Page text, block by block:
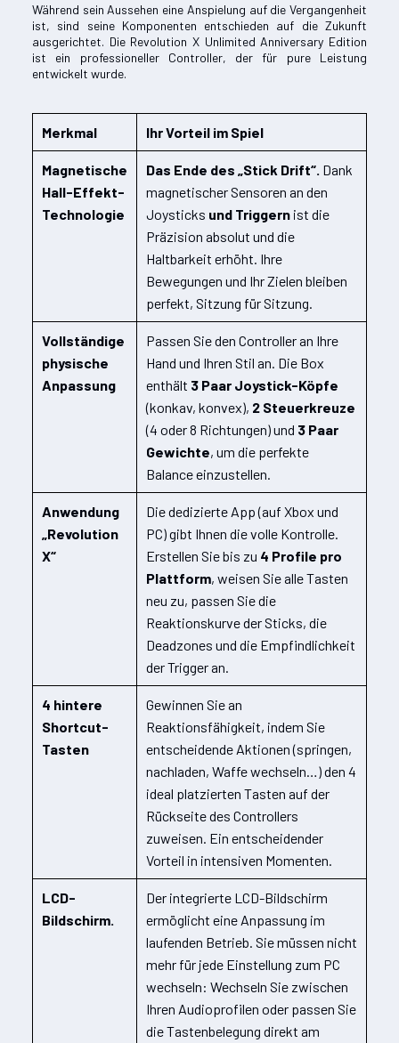
Während sein Aussehen eine Anspielung auf die Vergangenheit
ist, sind seine Komponenten entschieden auf die Zukunft
ausgerichtet. Die Revolution X Unlimited Anniversary Edition
ist ein professioneller Controller, der für pure Leistung
entwickelt wurde.
Merkmal Ihr Vorteil im Spiel
Magnetische
Hall-Effekt-
Technologie
Das Ende des „Stick Drift“. Dank
magnetischer Sensoren an den
Joysticks und Triggern ist die
Präzision absolut und die
Haltbarkeit erhöht. Ihre
Bewegungen und Ihr Zielen bleiben
perfekt, Sitzung für Sitzung.
Vollständige
physische
Anpassung
Passen Sie den Controller an Ihre
Hand und Ihren Stil an. Die Box
enthält 3 Paar Joystick-Köpfe
(konkav, konvex), 2 Steuerkreuze
(4 oder 8 Richtungen) und 3 Paar
Gewichte, um die perfekte
Balance einzustellen.
Anwendung
„Revolution
X“
Die dedizierte App (auf Xbox und
PC) gibt Ihnen die volle Kontrolle.
Erstellen Sie bis zu 4 Profile pro
Plattform, weisen Sie alle Tasten
neu zu, passen Sie die
Reaktionskurve der Sticks, die
Deadzones und die Empfindlichkeit
der Trigger an.
4 hintere
Shortcut-
Tasten
Gewinnen Sie an
Reaktionsfähigkeit, indem Sie
entscheidende Aktionen (springen,
nachladen, Waffe wechseln…) den 4
ideal platzierten Tasten auf der
Rückseite des Controllers
zuweisen. Ein entscheidender
Vorteil in intensiven Momenten.
LCD-
Bildschirm.
Der integrierte LCD-Bildschirm
ermöglicht eine Anpassung im
laufenden Betrieb. Sie müssen nicht
mehr für jede Einstellung zum PC
wechseln: Wechseln Sie zwischen
Ihren Audioprofilen oder passen Sie
die Tastenbelegung direkt am